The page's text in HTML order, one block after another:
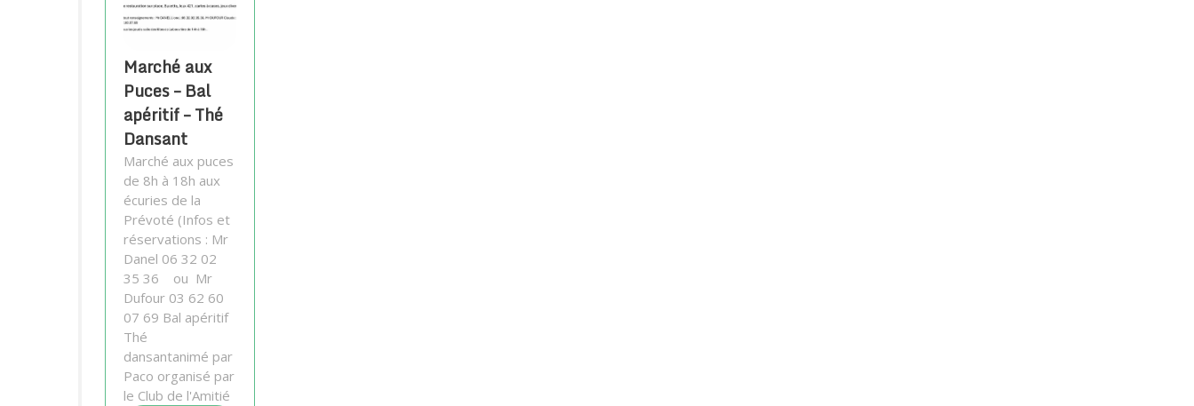
Marché aux
Puces – Bal
apéritif – Thé
Dansant
Marché aux puces
de 8h à 18h aux
écuries de la
Prévoté (Infos et
réservations : Mr
Danel 06 32 02
35 36 ou Mr
Dufour 03 62 60
07 69 Bal apéritif
Thé
dansantanimé par
Paco organisé par
le Club de l'Amitié